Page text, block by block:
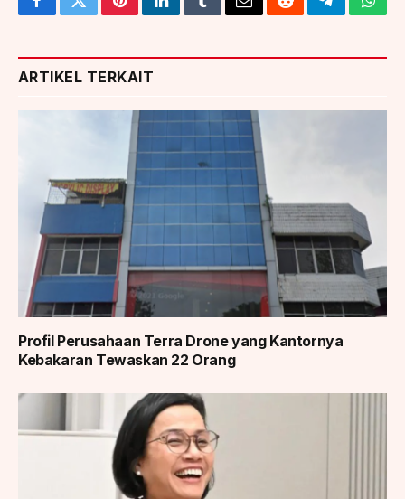
FacebookTwitterPinterestLinkedInTumblrEmailRedditTelegram
ARTIKEL TERKAIT
Profil Perusahaan Terra Drone yang Kantornya
Kebakaran Tewaskan 22 Orang